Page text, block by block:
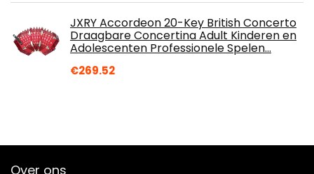
JXRY Accordeon 20-Key British Concerto
Draagbare Concertina Adult Kinderen en
Adolescenten Professionele Spelen…
€269.52
Over ons